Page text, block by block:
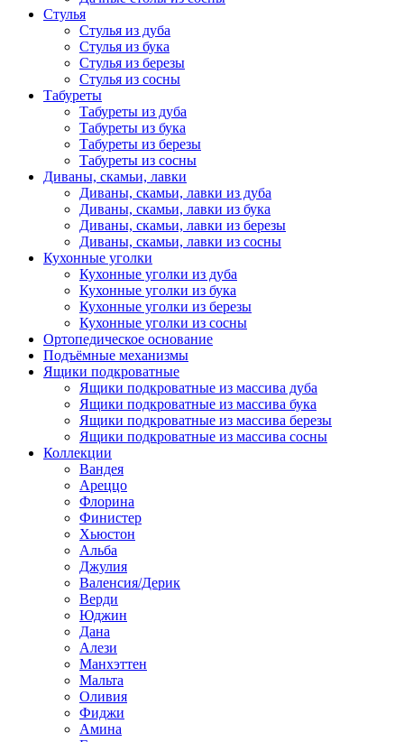
Стулья
Стулья из дуба
Стулья из бука
Стулья из березы
Стулья из сосны
Табуреты
Табуреты из дуба
Табуреты из бука
Табуреты из березы
Табуреты из сосны
Диваны, скамьи, лавки
Диваны, скамьи, лавки из дуба
Диваны, скамьи, лавки из бука
Диваны, скамьи, лавки из березы
Диваны, скамьи, лавки из сосны
Кухонные уголки
Кухонные уголки из дуба
Кухонные уголки из бука
Кухонные уголки из березы
Кухонные уголки из сосны
Ортопедическое основание
Подъёмные механизмы
Ящики подкроватные
Ящики подкроватные из массива дуба
Ящики подкроватные из массива бука
Ящики подкроватные из массива березы
Ящики подкроватные из массива сосны
Коллекции
Вандея
Ареццо
Флорина
Финистер
Хьюстон
Альба
Джулия
Валенсия/Дерик
Верди
Юджин
Дана
Алези
Манхэттен
Мальта
Оливия
Фиджи
Амина